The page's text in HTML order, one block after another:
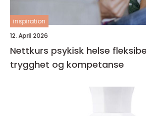
inspiration
12. April 2026
Nettkurs psykisk helse fleksibel læring for økt
trygghet og kompetanse